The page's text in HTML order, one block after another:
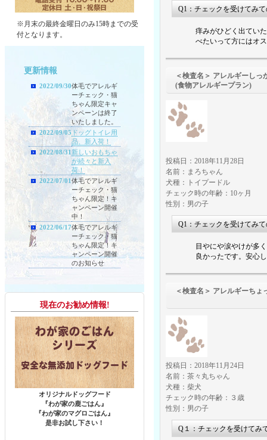
Q1：チェックを受けてみ
痒みがひどく出てい
べたいって方にはオ
＜検査名＞ アレルギーし
(食物アレルギープラン)
投稿日：2018年11月28日
名前：まろちゃん
犬種：トイプードル
チェック時の年齢：10ヶ月
性別：男の子
Q1：チェックを受けてみ
目やにや涙やけが多
良かったです。安心
＜検査名＞ アレルギーち
投稿日：2018年11月24日
名前：茶々丸ちゃん
犬種：柴犬
チェック時の年齢：３歳
性別：男の子
Q１：チェックを受けてみ
※月末の最終金曜日のみ15時までの受
付となります。
更新情報
2022/09/30体毛でアレルギ
ーチェック・猫
ちゃん限定キャ
ンペーンは終了
いたしました。
2022/09/05 ドッグトイレ用
品、新入荷！
2022/08/31 新しいおもちゃ
が続々と新入
荷！
2022/07/01体毛でアレルギ
ーチェック・猫
ちゃん限定！キ
ャンペーン開催
中！
2022/06/17体毛でアレルギ
ーチェック・猫
ちゃん限定！キ
ャンペーン開催
のお知らせ
現在のお勧め情報!
オリジナルドッグフード
『わが家の鹿ごはん』
『わが家のマグロごはん』
是非お試し下さい！